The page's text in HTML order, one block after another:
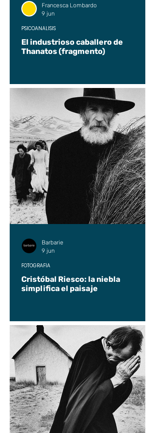
El industrioso caballero de
Thanatos (fragmento)
PSICOANÁLISIS
Francesca Lombardo
9 jun
Cristóbal Riesco: la niebla
simplifica el paisaje
FOTOGRAFÍA
Barbarie
9 jun